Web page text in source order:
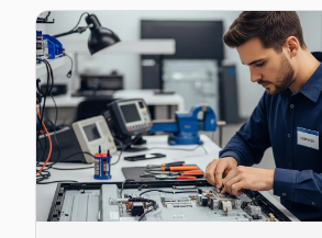
Süleymanpaşa genelinde Kumbağ
Kumbağ Hitachi Anakart Tamiri →
Namık Kemal Hitachi Servis
Namık Kemal mahallesinde
Hitachi Servis Merkezi →